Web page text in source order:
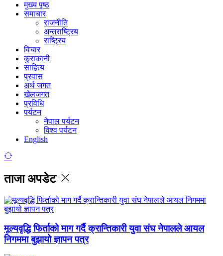
मुख्य पृष्ठ
समाचार
राजनीति
अन्तराष्ट्रिय
राष्ट्रिय
विचार
कुराकानी
साहित्य
प्रवास
अर्थ जगत
खेलजगत
प्रविधि
पर्यटन
नेपाल पर्यटन
विश्व पर्यटन
English
ताजा अपडेट
मूल्यवृद्धि फिर्ताको माग गर्दै क्रान्तिकारी युवा संघ नेपालले आयल
निगममा बुझायो ज्ञापन पत्र